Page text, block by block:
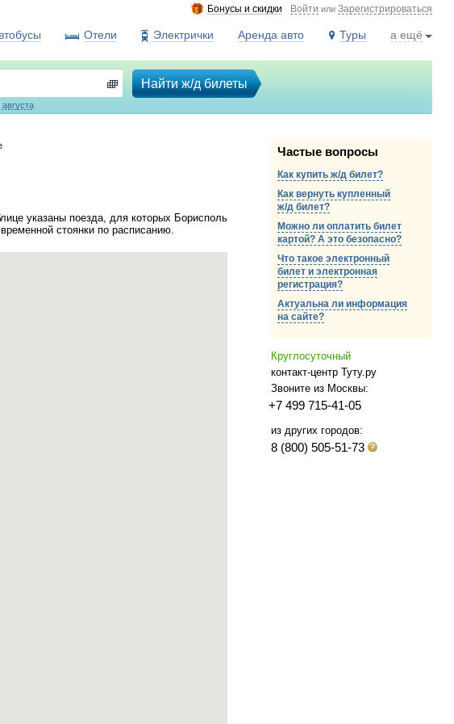
Бонусы и скидки Войти илиЗарегистрироваться
а ещё
Туры
Аренда авто
Электрички
Отели
августа
Найти ж/д билеты
указаны поезда, для которых Борисполь
стоянки по расписанию.
Частые вопросы
Как купить ж/д билет?
Как вернуть купленный
ж/д билет?
Можно ли оплатить билет
картой? А это безопасно?
Что такое электронный
билет и электронная
регистрация?
Актуальна ли информация
на сайте?
Круглосуточный
контакт-центр Туту.ру
Звоните из Москвы:
+7 499 715-41-05
из других городов:
8 (800) 505-51-73